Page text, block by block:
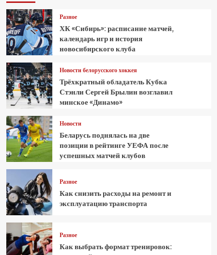
Разное
ХК «Сибирь»: расписание матчей,
календарь игр и история
новосибирского клуба
Новости белорусского хоккея
Трёхкратный обладатель Кубка
Стэнли Сергей Брылин возглавил
минское «Динамо»
Новости
Беларусь поднялась на две
позиции в рейтинге УЕФА после
успешных матчей клубов
Разное
Как снизить расходы на ремонт и
эксплуатацию транспорта
Разное
Как выбрать формат тренировок: